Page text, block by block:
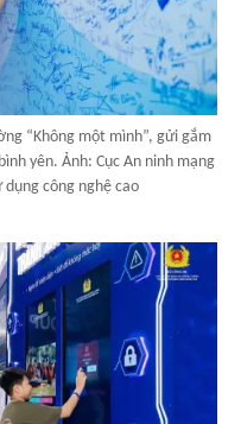
“Không một mình”, gửi gắm
yên. Ảnh: Cục An ninh mạng
công nghệ cao